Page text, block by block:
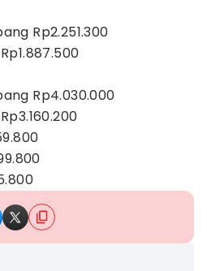
Rp2.251.300
Rp4.030.000